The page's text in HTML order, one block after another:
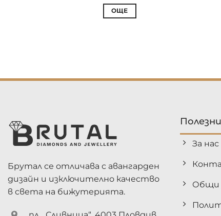
ОЩЕ
Брутал се отличава с авангарден
дизайн и изключително качество
в света на бижутерията.
За нас
Общи